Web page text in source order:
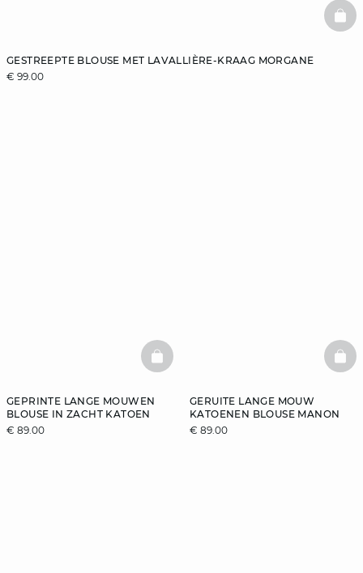
GESTREEPTE BLOUSE MET LAVALLIÈRE-KRAAG MORGANE
€ 99.00
GEPRINTE LANGE MOUWEN
BLOUSE IN ZACHT KATOEN
€ 89.00
BASKETFULL
GERUITE LANGE MOUW
KATOENEN BLOUSE MANON
€ 89.00